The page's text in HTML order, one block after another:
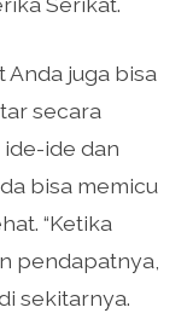
Anda juga bisa
secara
ide dan
bisa memicu
“Ketika
pendapatnya,
sekitarnya.